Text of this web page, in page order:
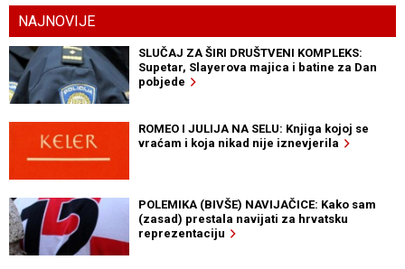
NAJNOVIJE
SLUČAJ ZA ŠIRI DRUŠTVENI KOMPLEKS:
Supetar, Slayerova majica i batine za Dan
pobjede
ROMEO I JULIJA NA SELU: Knjiga kojoj se
vraćam i koja nikad nije iznevjerila
POLEMIKA (BIVŠE) NAVIJAČICE: Kako sam
(zasad) prestala navijati za hrvatsku
reprezentaciju